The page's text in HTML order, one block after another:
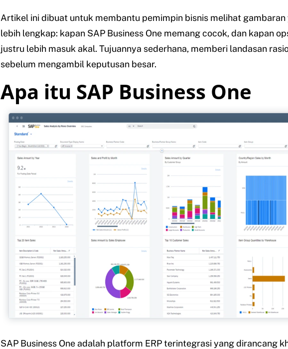
Artikel ini dibuat untuk membantu pemimpin bisnis melihat gambaran
lebih lengkap: kapan SAP Business One memang cocok, dan kapan
justru lebih masuk akal. Tujuannya sederhana, memberi landasan
sebelum mengambil keputusan besar.
Apa itu SAP Business One
SAP Business One adalah platform ERP terintegrasi yang dirancang